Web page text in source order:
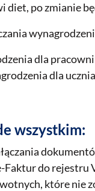
diet, po zmianie
dla
dla
wszystkim:
do rejestru
które nie